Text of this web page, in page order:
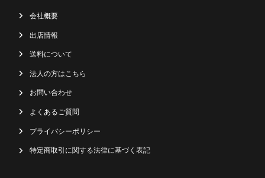
会社概要
出店情報
送料について
法人の方はこちら
お問い合わせ
よくあるご質問
プライバシーポリシー
特定商取引に関する法律に基づく表記